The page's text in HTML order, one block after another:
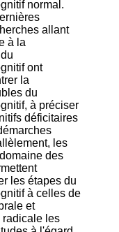
normal.
allant
à la
ont
la
du
à préciser
déficitaires
les
des
les étapes du
à celles de
et
radicale les